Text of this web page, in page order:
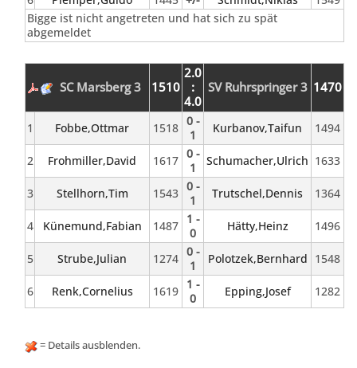
Bigge ist nicht angetreten und hat sich zu spät
abgemeldet
SC Marsberg 3 1510
2.0
:
4.0
SV Ruhrspringer 3 1470
1 Fobbe,Ottmar 1518 0 -
1
Kurbanov,Taifun 1494
2 Frohmiller,David 1617 0 -
1
Schumacher,Ulrich 1633
3 Stellhorn,Tim 1543 0 -
1
Trutschel,Dennis 1364
4 Künemund,Fabian 1487 1 -
0
Hätty,Heinz 1496
5 Strube,Julian 1274 0 -
1
Polotzek,Bernhard 1548
6 Renk,Cornelius 1619 1 -
0
Epping,Josef 1282
= Details ausblenden.